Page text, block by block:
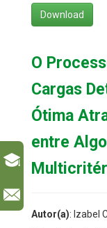
Download
O
Cargas
Ótima
entre
Autor(a): Izabel